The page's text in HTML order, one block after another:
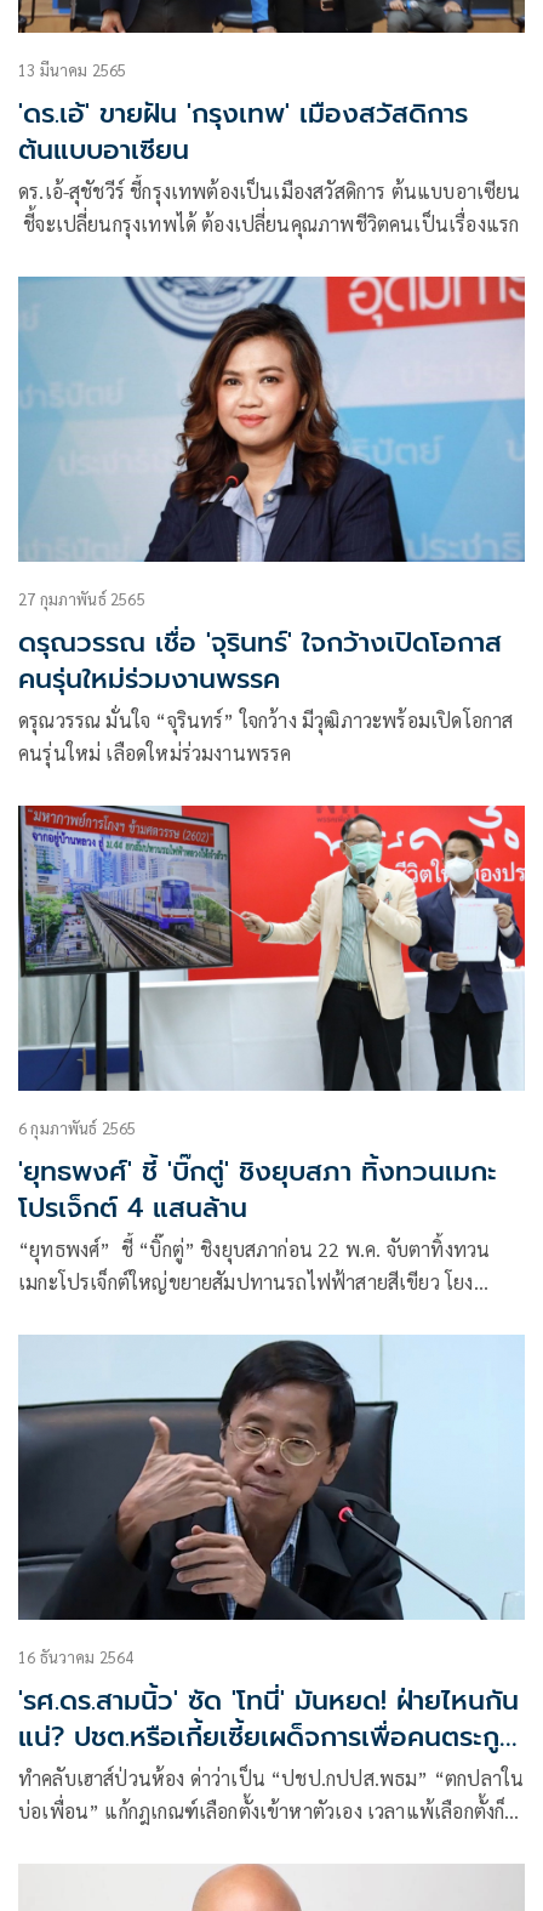
13 มีนาคม 2565
'ดร.เอ้' ขายฝัน 'กรุงเทพ' เมืองสวัสดิการ
ต้นแบบอาเซียน
ดร.เอ้-สุชัชวีร์ ชี้กรุงเทพต้องเป็นเมืองสวัสดิการ ต้นแบบอาเซียน
ชี้จะเปลี่ยนกรุงเทพได้ ต้องเปลี่ยนคุณภาพชีวิตคนเป็นเรื่องแรก
27 กุมภาพันธ์ 2565
ดรุณวรรณ เชื่อ 'จุรินทร์' ใจกว้างเปิดโอกาส
คนรุ่นใหม่ร่วมงานพรรค
ดรุณวรรณ มั่นใจ “จุรินทร์” ใจกว้าง มีวุฒิภาวะพร้อมเปิดโอกาส
คนรุ่นใหม่ เลือดใหม่ร่วมงานพรรค
6 กุมภาพันธ์ 2565
'ยุทธพงศ์' ชี้ 'บิ๊กตู่' ชิงยุบสภา ทิ้งทวนเมกะ
โปรเจ็กต์ 4 แสนล้าน
“ยุทธพงศ์” ชี้ “บิ๊กตู่” ชิงยุบสภาก่อน 22 พ.ค. จับตาทิ้งทวน
เมกะโปรเจ็กต์ใหญ่ขยายสัมปทานรถไฟฟ้าสายสีเขียว โยง
16 ธันวาคม 2564
'รศ.ดร.สามนิ้ว' ซัด 'โทนี่' มันหยด! ฝ่ายไหนกัน
แน่? ปชต.หรือเกี้ยเซี้ยเผด็จการเพื่อคนตระกูล
เดียว?
ทำคลับเฮาส์ป่วนห้อง ด่าว่าเป็น “ปชป.กปปส.พธม” “ตกปลาใน
บ่อเพื่อน” แก้กฎเกณฑ์เลือกตั้งเข้าหาตัวเอง เวลาแพ้เลือกตั้งก็